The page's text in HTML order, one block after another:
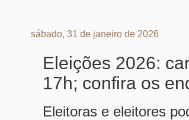
sábado, 31 de janeiro de 2026
Eleições 2026:
17h; confira os
Eleitoras e eleitores